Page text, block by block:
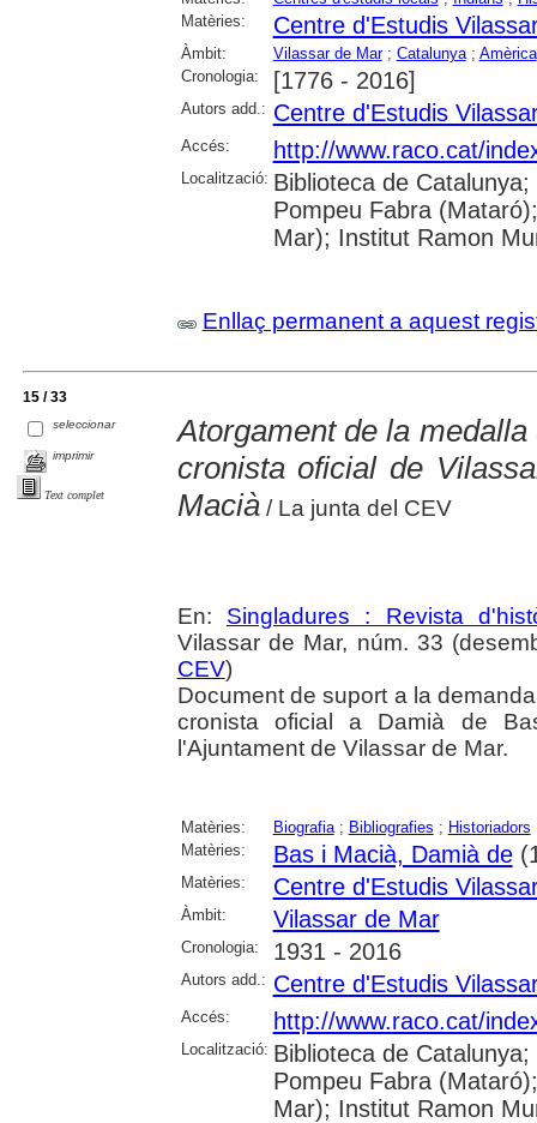
Matèries:
Centre d'Estudis
Àmbit: Vilassar de Mar; Catalunya; Amèrica
Cronologia:
[1776 - 2016]
Autors add.: Centre d'Estudis
Accés: http://www.raco.cat/
Localització: Biblioteca de
Pompeu Fabra
Mar); Institut Ramon
Enllaç permanent a aquest
15 / 33
seleccionar
imprimir
Text complet
Atorgament de la
cronista oficial de
Macià/ La junta del CEV
En: Singladures : Revista
Vilassar de Mar, núm. 33
CEV)
Document de suport a la
cronista oficial a Damià de
l'Ajuntament de Vilassar de Mar.
Matèries: Biografia; Bibliografies ; Historiadors
Matèries:
Bas i Macià, Damià de
Matèries: Centre d'Estudis
Àmbit: Vilassar de Mar
Cronologia: 1931 - 2016
Autors add.: Centre d'Estudis
Accés: http://www.raco.cat/
Localització: Biblioteca de
Pompeu Fabra
Mar); Institut Ramon